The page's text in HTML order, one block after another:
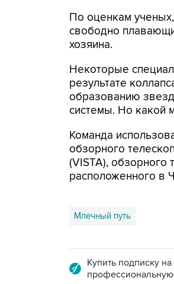
По оценкам
свободно
хозяина.
Некоторые
результате
образованию
системы. Но какой
Команда
обзорного
(VISTA), обзорного
расположенного в
Млечный путь
Купить подписку на
профессиональную